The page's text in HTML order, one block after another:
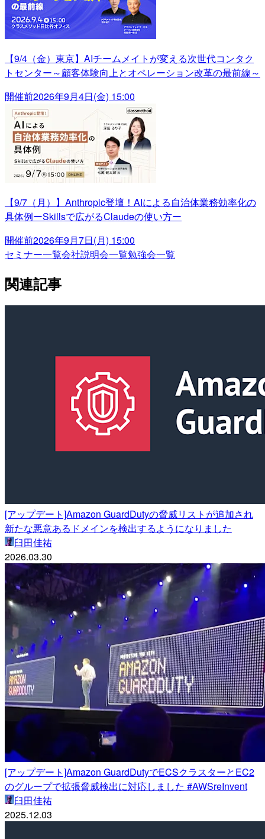
【9/4（金）東京】AIチームメイトが変える次世代コンタク
トセンター～顧客体験向上とオペレーション改革の最前線～
開催前2026年9月4日(金) 15:00
【9/7（月）】Anthropic登壇！AIによる自治体業務効率化の
具体例ーSkillsで広がるClaudeの使い方ー
開催前2026年9月7日(月) 15:00
セミナー一覧会社説明会一覧勉強会一覧
関連記事
[アップデート]Amazon GuardDutyの脅威リストが追加され
新たな悪意あるドメインを検出するようになりました
臼田佳祐
2026.03.30
[アップデート]Amazon GuardDutyでECSクラスターとEC2
のグループで拡張脅威検出に対応しました #AWSreInvent
臼田佳祐
2025.12.03